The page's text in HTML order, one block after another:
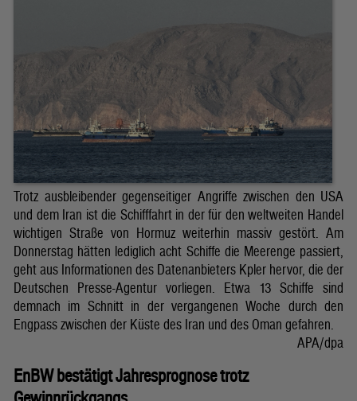
Trotz ausbleibender gegenseitiger Angriffe zwischen den USA
und dem Iran ist die Schifffahrt in der für den weltweiten Handel
wichtigen Straße von Hormuz weiterhin massiv gestört. Am
Donnerstag hätten lediglich acht Schiffe die Meerenge passiert,
geht aus Informationen des Datenanbieters Kpler hervor, die der
Deutschen Presse-Agentur vorliegen. Etwa 13 Schiffe sind
demnach im Schnitt in der vergangenen Woche durch den
Engpass zwischen der Küste des Iran und des Oman gefahren.
APA/dpa
EnBW bestätigt Jahresprognose trotz